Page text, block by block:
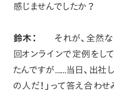
感じませんでしたか？
鈴木：
それが、全然
回オンラインで定例をし
たんですが……当日、出社
の人だ！」って答え合わせ